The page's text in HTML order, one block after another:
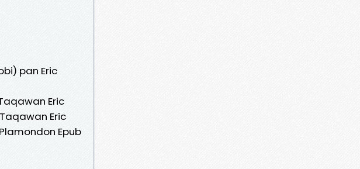
pan Eric
Eric
Eric
Epub